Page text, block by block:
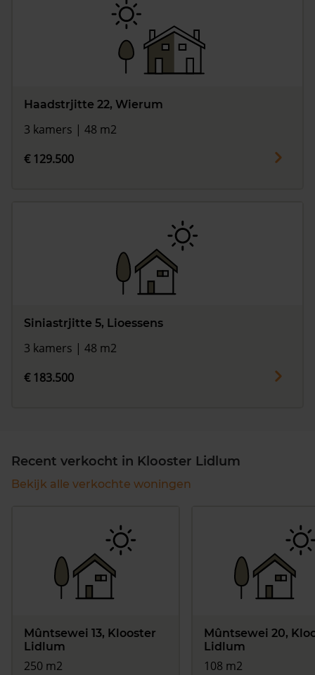
Haadstrjitte 22, Wierum
3 kamers | 48 m2
€ 129.500
Siniastrjitte 5, Lioessens
3 kamers | 48 m2
€ 183.500
Recent verkocht in Klooster Lidlum
Bekijk alle verkochte woningen
Mûntsewei 13, Klooster
Lidlum
250 m2
Mûntsewei 20,
Lidlum
108 m2